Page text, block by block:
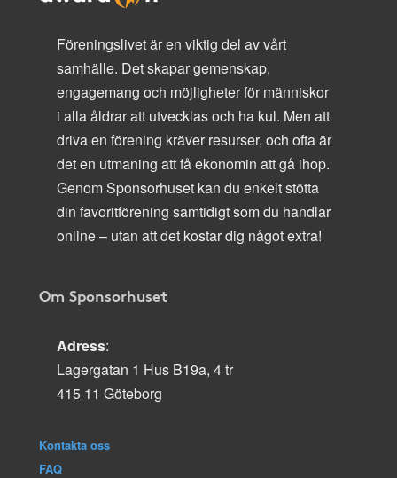
Föreningslivet är en viktig del av vårt
samhälle. Det skapar gemenskap,
engagemang och möjligheter för människor
i alla åldrar att utvecklas och ha kul. Men att
driva en förening kräver resurser, och ofta är
det en utmaning att få ekonomin att gå ihop.
Genom Sponsorhuset kan du enkelt stötta
din favoritförening samtidigt som du handlar
online – utan att det kostar dig något extra!
Om Sponsorhuset
Adress:
Lagergatan 1 Hus B19a, 4 tr
415 11 Göteborg
Kontakta oss
FAQ